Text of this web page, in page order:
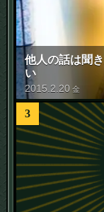
他人の話は聞
い
2015 2 20 金
3